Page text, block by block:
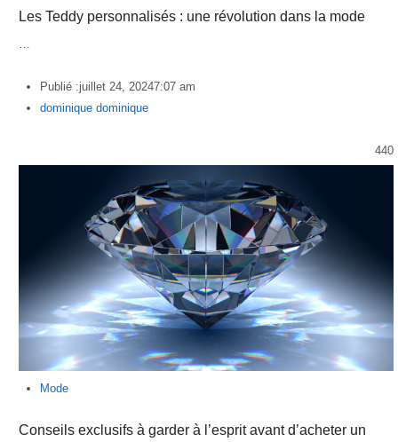
Les Teddy personnalisés : une révolution dans la mode
Publié :juillet 24, 20247:07 am
Author
dominique dominique
440
Mode
Conseils exclusifs à garder à l’esprit avant d’acheter un